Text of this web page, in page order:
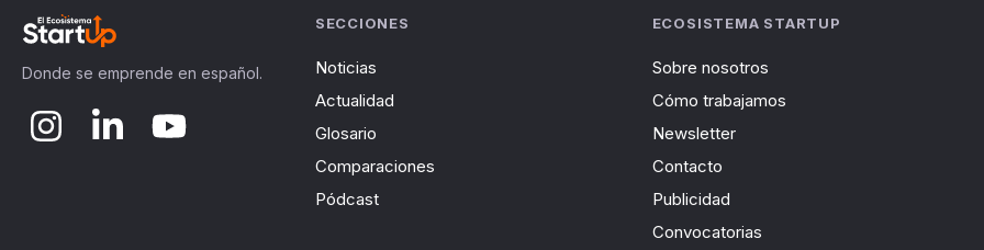
Donde se emprende en español.
SECCIONES
Noticias
Actualidad
Glosario
Comparaciones
Pódcast
ECOSISTEMA STARTUP
Sobre nosotros
Cómo trabajamos
Newsletter
Contacto
Publicidad
Convocatorias